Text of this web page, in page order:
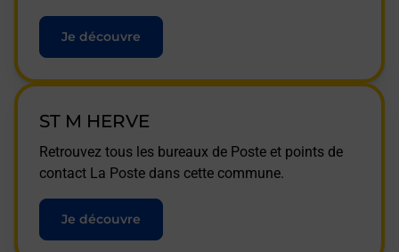
Je découvre
ST M HERVE
Retrouvez tous les bureaux de Poste et points de
contact La Poste dans cette commune.
Je découvre